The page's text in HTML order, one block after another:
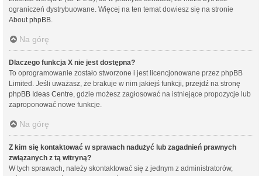
ograniczeń dystrybuowane. Więcej na ten temat dowiesz się na stronie
About phpBB.
Na górę
Dlaczego funkcja X nie jest dostępna?
To oprogramowanie zostało stworzone i jest licencjonowane przez phpBB
Limited. Jeśli uważasz, że brakuje w nim jakiejś funkcji, przejdź na stronę
phpBB Ideas Centre, gdzie możesz zagłosować na istniejące propozycje lub
zaproponować nowe funkcje.
Na górę
Z kim się kontaktować w sprawach nadużyć lub zagadnień prawnych
związanych z tą witryną?
W tych sprawach, należy skontaktować się z jednym z administratorów,